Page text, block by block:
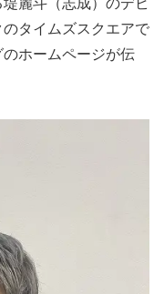
麗斗（志成）のデビ
タイムズスクエアで
ホームページが伝